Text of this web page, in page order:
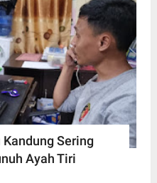
Sering
Ayah Tiri